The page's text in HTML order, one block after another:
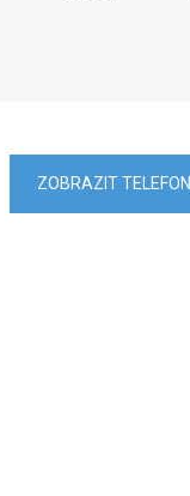
ZOBRAZIT TELEFON